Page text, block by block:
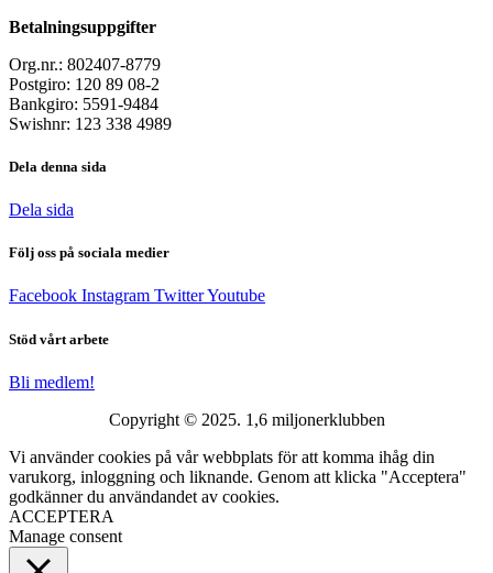
Betalningsuppgifter
Org.nr.: 802407-8779
Postgiro: 120 89 08-2
Bankgiro: 5591-9484
Swishnr: 123 338 4989
Dela denna sida
Dela sida
Följ oss på sociala medier
Facebook Instagram TwitterYoutube
Stöd vårt arbete
Bli medlem!
Copyright © 2025. 1,6 miljonerklubben
Vi använder cookies på vår webbplats för att komma ihåg din
varukorg, inloggning och liknande. Genom att klicka "Acceptera"
godkänner du användandet av cookies.
ACCEPTERA
Manage consent